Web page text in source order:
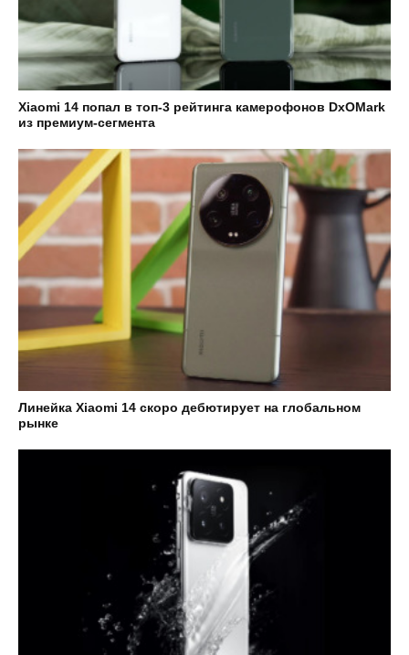
Xiaomi 14 попал в топ-3 рейтинга камерофонов DxOMark
из премиум-сегмента
Линейка Xiaomi 14 скоро дебютирует на глобальном
рынке